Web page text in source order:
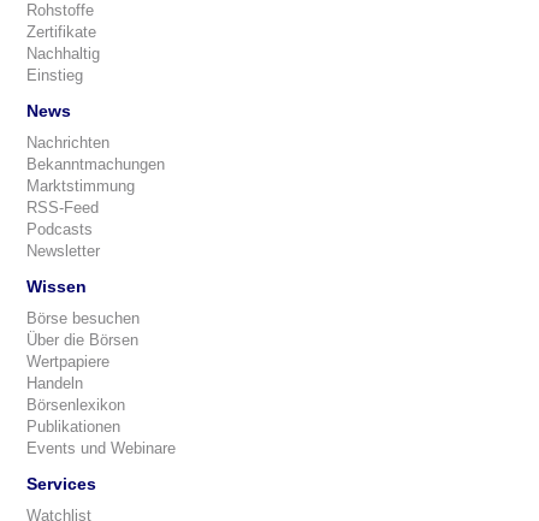
Rohstoffe
Zertifikate
Nachhaltig
Einstieg
News
Nachrichten
Bekanntmachungen
Marktstimmung
RSS-Feed
Podcasts
Newsletter
Wissen
Börse besuchen
Über die Börsen
Wertpapiere
Handeln
Börsenlexikon
Publikationen
Events und Webinare
Services
Watchlist